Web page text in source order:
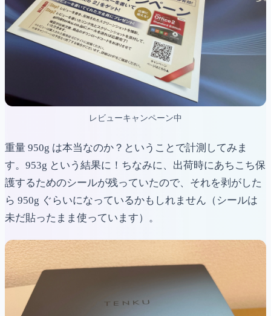
レビューキャンペーン中
重量 950g は本当なのか？ということで計測してみま
す。953g という結果に！ちなみに、出荷時にあちこち保
護するためのシールが残っていたので、それを剥がした
ら 950g ぐらいになっているかもしれません（シールは
未だ貼ったまま使っています）。